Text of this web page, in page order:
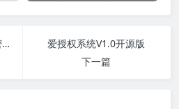
小白网络验证1.9 一键加密EXE支持X32 X64
爱授权系统V1.0开源版
下一篇